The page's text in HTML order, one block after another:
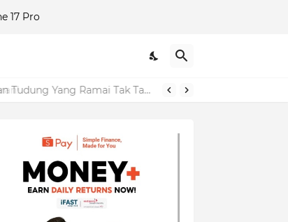
17 Pro
"Dulu Saya Tolong Sampai 'Up', Sekarang Ini Balasannya?" – Izara Aishah Dedah Sisi Gelap Usahawan Tudung Yang Ramai Tak Tahu!